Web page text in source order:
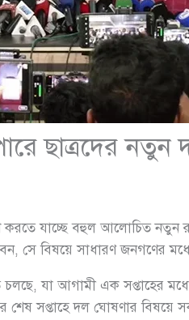
ছাত্রদের নতুন
করতে যাচ্ছে বহুল আলোচিত নতুন
সে বিষয়ে সাধারণ জনগণের
চলছে, যা আগামী এক সপ্তাহের
শেষ সপ্তাহে দল ঘোষণার